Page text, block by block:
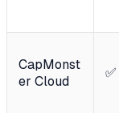
CapMonst
er Cloud
✅